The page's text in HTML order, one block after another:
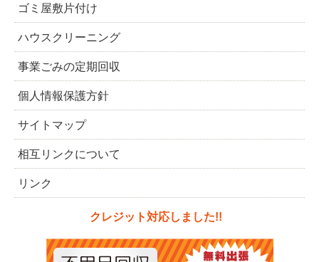
ゴミ屋敷片付け
ハウスクリーニング
事業ごみの定期回収
個人情報保護方針
サイトマップ
相互リンクについて
リンク
クレジット対応しました!!